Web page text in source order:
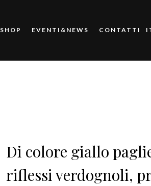
SHOP EVENTI&NEWS CONTATTI
Di colore giallo
riflessi verdognoli,